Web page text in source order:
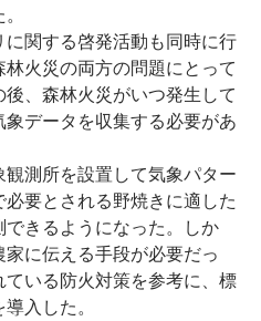
関する啓発活動も同時に行
火災の両方の問題にとって
、森林火災がいつ発生して
データを収集する必要があ
測所を設置して気象パター
要とされる野焼きに適した
きるようになった。しか
に伝える手段が必要だっ
いる防火対策を参考に、標
入した。